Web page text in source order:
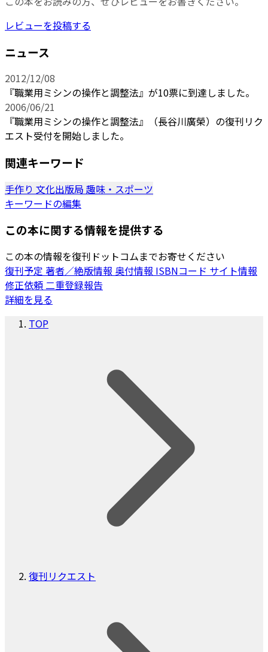
レビューを投稿する
ニュース
2012/12/08
『職業用ミシンの操作と調整法』が10票に到達しました。
2006/06/21
『職業用ミシンの操作と調整法』（長谷川廣榮）の復刊リク
エスト受付を開始しました。
関連キーワード
手作り 文化出版局 趣味・スポーツ
キーワードの編集
この本に関する情報を提供する
この本の情報を復刊ドットコムまでお寄せください
復刊予定 著者／絶版情報 奥付情報 ISBNコード サイト情報
修正依頼二重登録報告
詳細を見る
TOP
復刊リクエスト